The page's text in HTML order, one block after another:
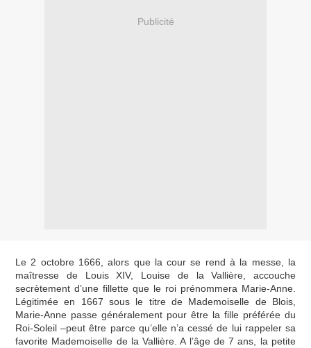
Publicité
Le 2 octobre 1666, alors que la cour se rend à la messe, la
maîtresse de Louis XIV, Louise de la Vallière, accouche
secrètement d’une fillette que le roi prénommera Marie-Anne.
Légitimée en 1667 sous le titre de Mademoiselle de Blois,
Marie-Anne passe généralement pour être la fille préférée du
Roi-Soleil –peut être parce qu’elle n’a cessé de lui rappeler sa
favorite Mademoiselle de la Vallière. A l’âge de 7 ans, la petite